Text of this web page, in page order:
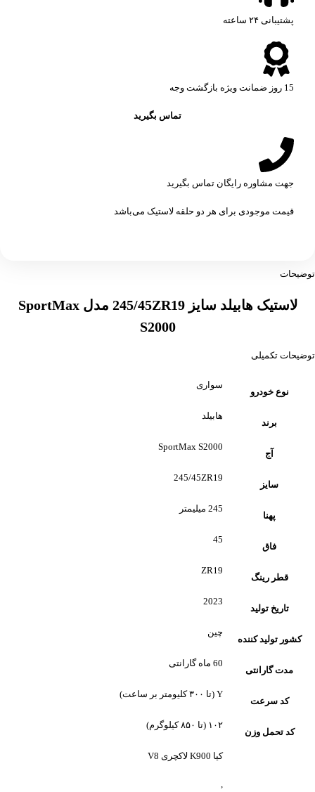
پشتیبانی ۲۴ ساعته​
15 روز ضمانت ویژه بازگشت وجه
تماس بگیرید
جهت مشاوره رایگان تماس بگیرید
قیمت موجودی برای هر دو حلقه لاستیک می‌باشد
توضیحات
لاستیک هابیلد سایز 245/45ZR19 مدل SportMax
S2000
توضیحات تکمیلی
نوع خودرو
سواری
برند
هابیلد
آج
SportMax S2000
سایز
245/45ZR19
پهنا
245 میلیمتر
فاق
45
قطر رینگ
ZR19
تاریخ تولید
2023
کشور تولید کننده
چین
مدت گارانتی
60 ماه گارانتی
کد سرعت
Y (تا ۳۰۰ کلیومتر بر ساعت)
کد تحمل وزن
۱۰۲ (تا ۸۵۰ کیلوگرم)
کیا K900 لاکچری V8
,